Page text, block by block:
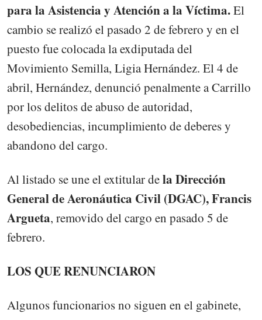
para la Asistencia y Atención a la Víctima.El
cambio se realizó el pasado 2 de febrero y en el
puesto fue colocada la exdiputada del
Movimiento Semilla, Ligia Hernández. El 4 de
abril, Hernández, denunció penalmente a Carrillo
por los delitos de abuso de autoridad,
desobediencias, incumplimiento de deberes y
abandono del cargo.
Al listado se une el extitular dela Dirección
General de Aeronáutica Civil (DGAC), Francis
Argueta, removido del cargo en pasado 5 de
febrero.
LOS QUE RENUNCIARON
Algunos funcionarios no siguen en el gabinete,